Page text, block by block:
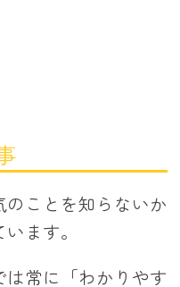
ことを知らないか
ます。
常に「わかりやす